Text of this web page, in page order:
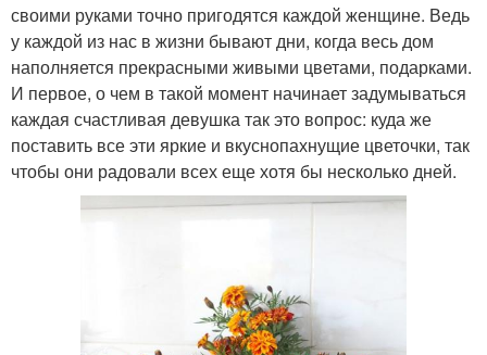
своими руками точно пригодятся каждой женщине. Ведь
у каждой из нас в жизни бывают дни, когда весь дом
наполняется прекрасными живыми цветами, подарками.
И первое, о чем в такой момент начинает задумываться
каждая счастливая девушка так это вопрос: куда же
поставить все эти яркие и вкуснопахнущие цветочки, так
чтобы они радовали всех еще хотя бы несколько дней.